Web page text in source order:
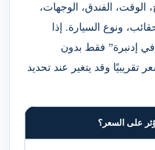
الوقت، الفندق، الوجهات،
ونوع السيارة. إذا
إدنبرة” فقط بدون
تقريبيًا وقد يتغير عند تحديد
على السعر؟